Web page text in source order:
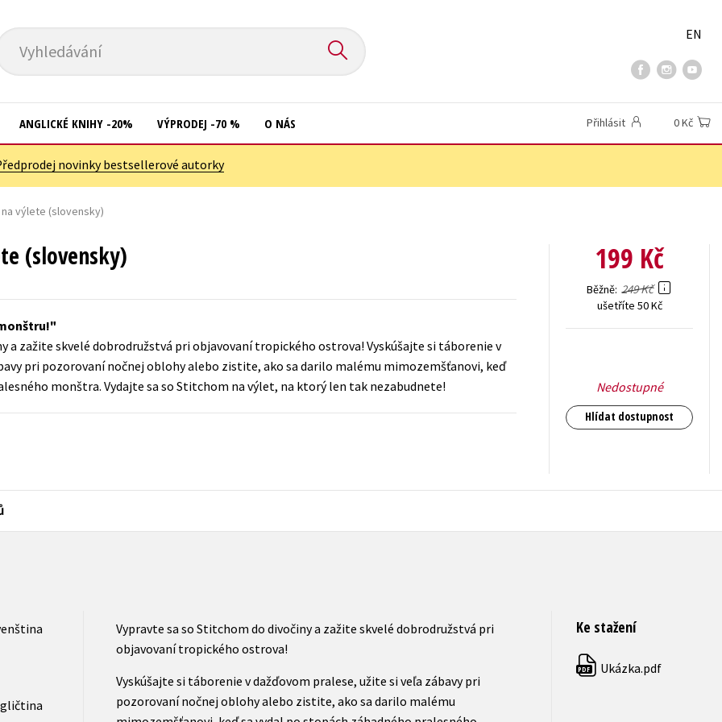
Vyhledávání
EN
Kuchařky
Populárně - naučná pro dospělé
Populárně - naučné pro děti
Umění a kultura
Young adult
Young adult (SK)
tituly
ANGLICKÉ KNIHY -20% VÝPRODEJ -70 % O NÁS Přihlásit 0 Kč
novinky bestsellerové autorky
výlete (slovensky)
(slovensky)
a zažite skvelé dobrodružstvá pri objavovaní tropického ostrova! Vyskúšajte si táborenie v
pri pozorovaní nočnej oblohy alebo zistite, ako sa darilo malému mimozemšťanovi, keď
monštra. Vydajte sa so Stitchom na výlet, na ktorý len tak nezabudnete!
199 Kč
Běžně 249 Kč
ušetříte 50 Kč
Nedostupné
Hlídat dostupnost
Vypravte sa so Stitchom do divočiny a zažite skvelé dobrodružstvá pri
objavovaní tropického ostrova!
Vyskúšajte si táborenie v dažďovom pralese, užite si veľa zábavy pri
pozorovaní nočnej oblohy alebo zistite, ako sa darilo malému
Ke stažení
PDF Ukázka.pdf